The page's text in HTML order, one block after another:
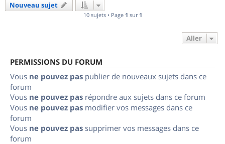
Nouveau sujet
10 sujets • Page 1 sur 1
Aller
PERMISSIONS DU FORUM
Vous ne pouvez pas publier de nouveaux sujets dans ce
forum
Vous ne pouvez pas répondre aux sujets dans ce forum
Vous ne pouvez pas modifier vos messages dans ce
forum
Vous ne pouvez pas supprimer vos messages dans ce
forum